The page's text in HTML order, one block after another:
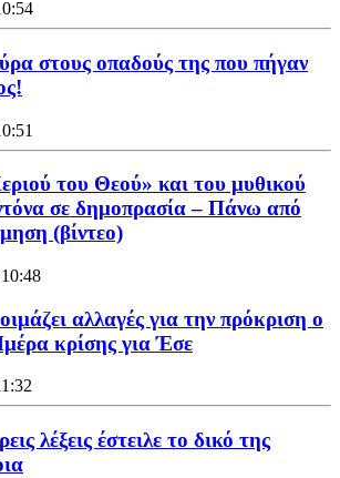
στους οπαδούς της που πήγαν
του Θεού» και του μυθικού
σε δημοπρασία – Πάνω από
(βίντεο)
αλλαγές για την πρόκριση ο
κρίσης για Έσε
λέξεις έστειλε το δικό της